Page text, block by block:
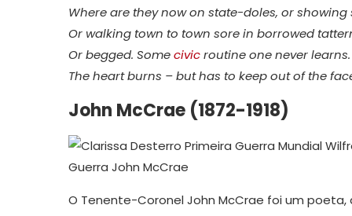
Where are they now on state-doles, or
Or walking town to town sore in borrowed
Or begged. Somecivicroutine one never learns.
The heart burns – but has to keep out of the
John McCrae (1872-1918)
O Tenente-Coronel John McCrae foi um